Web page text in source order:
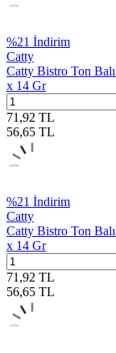
%21 İndirim
Catty
Catty Bistro Ton
x 14 Gr
71,92 TL
56,65 TL
%21 İndirim
Catty
Catty Bistro Ton
x 14 Gr
71,92 TL
56,65 TL